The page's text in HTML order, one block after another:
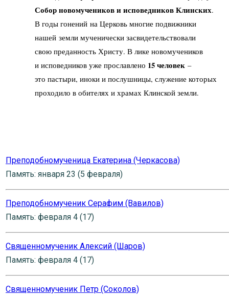
Собор новомучеников и исповедников Клинских.
В годы гонений на Церковь многие подвижники
нашей земли мученически засвидетельствовали
свою преданность Христу. В лике новомучеников
и исповедников уже прославлено 15 человек –
это пастыри, иноки и послушницы, служение которых
проходило в обителях и храмах Клинской земли.
Преподобномученица Екатерина (Черкасова)
Память: января 23 (5 февраля)
Преподобномученик Серафим (Вавилов)
Память: февраля 4 (17)
Священномученик Алексий (Шаров)
Память: февраля 4 (17)
Священномученик Петр (Соколов)